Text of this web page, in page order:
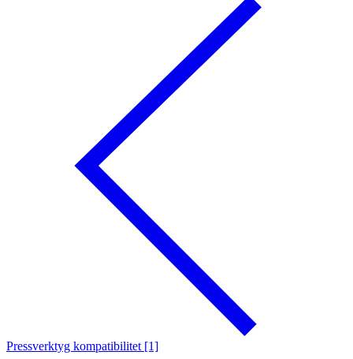
Pressverktyg kompatibilitet [1]